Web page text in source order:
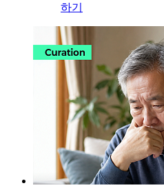
하기